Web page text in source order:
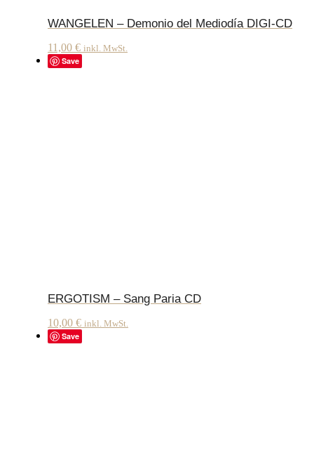
WANGELEN – Demonio del Mediodía DIGI-CD
11,00 € inkl. MwSt.
Save
ERGOTISM – Sang Paria CD
10,00 € inkl. MwSt.
Save